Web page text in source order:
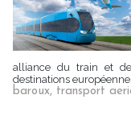
alliance du train et
destinations
baroux, transport